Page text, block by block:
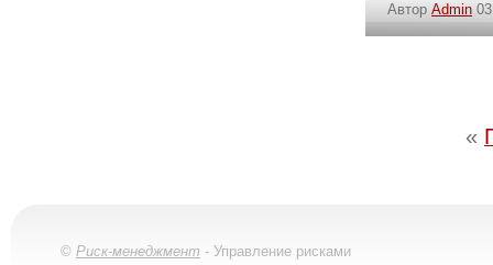
Автор Admin
«
© Риск-менеджмент - Управление рисками